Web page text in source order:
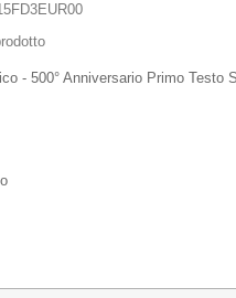
- 500° Anniversario Primo Testo